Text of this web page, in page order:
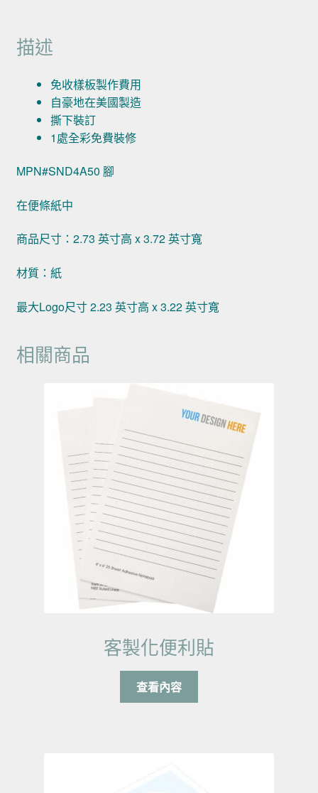
描述
免收樣板製作費用
自豪地在美國製造
撕下裝訂
1處全彩免費裝修
MPN#SND4A50 腳
在便條紙中
商品尺寸：2.73 英寸高 x 3.72 英寸寬
材質：紙
最大Logo尺寸 2.23 英寸高 x 3.22 英寸寬
相關商品
客製化便利貼
查看內容